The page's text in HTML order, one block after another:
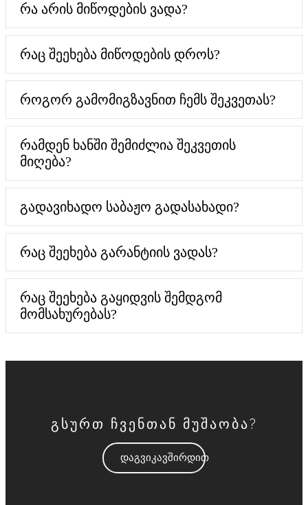
რა არის მიწოდების ვადა?
რაც შეეხება მიწოდების დროს?
როგორ გამომიგზავნით ჩემს შეკვეთას?
რამდენ ხანში შემიძლია შეკვეთის
მიღება?
გადავიხადო საბაჟო გადასახადი?
რაც შეეხება გარანტიის ვადას?
რაც შეეხება გაყიდვის შემდგომ
მომსახურებას?
გსურთ ჩვენთან მუშაობა?
დაგვიკავშირდით